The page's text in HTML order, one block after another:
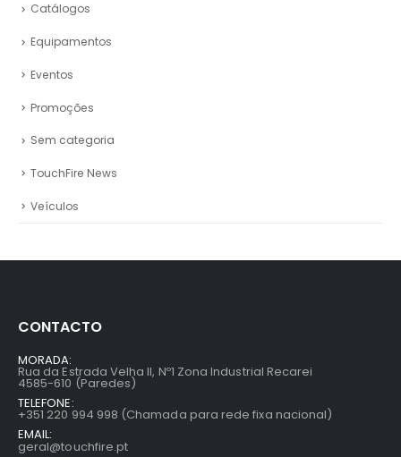
Catálogos
Equipamentos
Eventos
Promoções
Sem categoria
TouchFire News
Veículos
CONTACTO
MORADA:
Rua da Estrada Velha II, Nº1 Zona Industrial Recarei
4585-610 (Paredes)
TELEFONE:
+351 220 994 998 (Chamada para rede fixa nacional)
EMAIL:
geral@touchfire.pt